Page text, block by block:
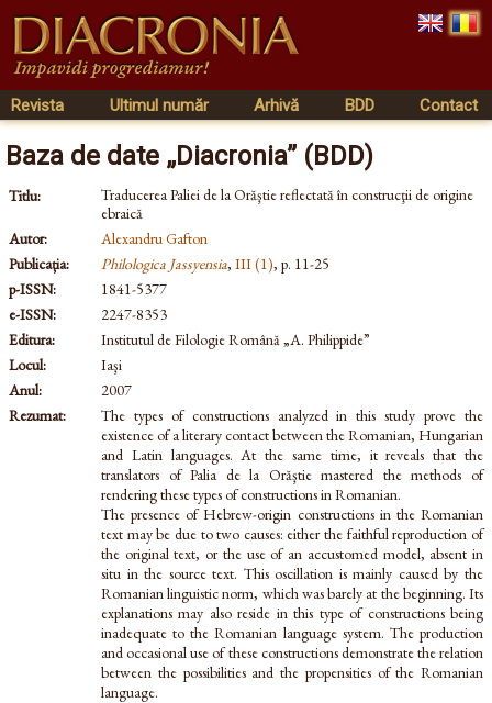
Revista Ultimul număr Arhivă BDD Contact
Baza de date „Diacronia” (BDD)
Titlu:
Traducerea Paliei de la Orăştie reflectată în construcţii de origine
ebraică
Autor:
Alexandru Gafton
Publicația:
Philologica Jassyensia, III (1), p. 11-25
p-ISSN:
1841-5377
e-ISSN:
2247-8353
Editura:
Institutul de Filologie Română „A. Philippide”
Locul:
Iaşi
Anul:
2007
Rezumat:
The types of constructions analyzed in this study prove the
existence of a literary contact between the Romanian, Hungarian
and Latin languages. At the same time, it reveals that the
translators of Palia de la Orăştie mastered the methods of
rendering these types of constructions in Romanian.
The presence of Hebrew-origin constructions in the Romanian
text may be due to two causes: either the faithful reproduction of
the original text, or the use of an accustomed model, absent in
situ in the source text. This oscillation is mainly caused by the
Romanian linguistic norm, which was barely at the beginning. Its
explanations may also reside in this type of constructions being
inadequate to the Romanian language system. The production
and occasional use of these constructions demonstrate the relation
between the possibilities and the propensities of the Romanian
language.